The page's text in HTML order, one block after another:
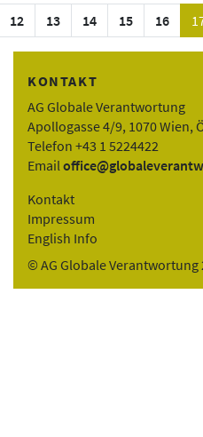
Seite
12 13 14 15 16
KONTAKT
AG Globale Verantwortung
Apollogasse 4/9, 1070 Wien,
Telefon +43 1 5224422
Email
Kontakt
Impressum
English Info
© AG Globale Verantwortung